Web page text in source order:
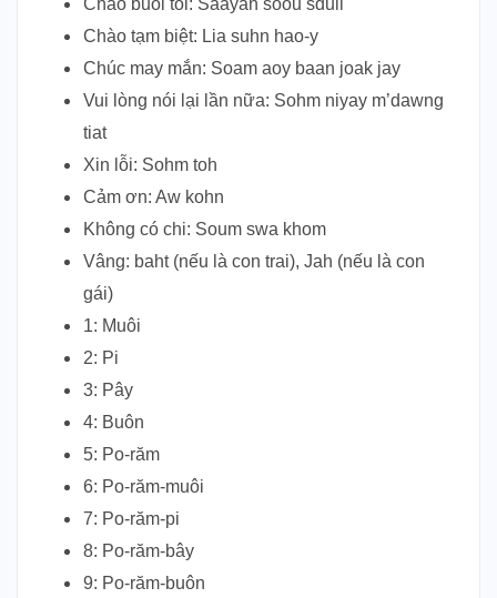
Chào buổi tối: Saayan soou sduii
Chào tạm biệt: Lia suhn hao-y
Chúc may mắn: Soam aoy baan joak jay
Vui lòng nói lại lần nữa: Sohm niyay m’dawng
tiat
Xin lỗi: Sohm toh
Cảm ơn: Aw kohn
Không có chi: Soum swa khom
Vâng: baht (nếu là con trai), Jah (nếu là con
gái)
1: Muôi
2: Pi
3: Pây
4: Buôn
5: Po-răm
6: Po-răm-muôi
7: Po-răm-pi
8: Po-răm-bây
9: Po-răm-buôn